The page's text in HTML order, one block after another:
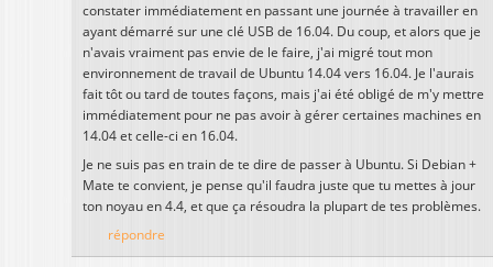
constater immédiatement en passant une journée à travailler en
ayant démarré sur une clé USB de 16.04. Du coup, et alors que je
n'avais vraiment pas envie de le faire, j'ai migré tout mon
environnement de travail de Ubuntu 14.04 vers 16.04. Je l'aurais
fait tôt ou tard de toutes façons, mais j'ai été obligé de m'y mettre
immédiatement pour ne pas avoir à gérer certaines machines en
14.04 et celle-ci en 16.04.
Je ne suis pas en train de te dire de passer à Ubuntu. Si Debian +
Mate te convient, je pense qu'il faudra juste que tu mettes à jour
ton noyau en 4.4, et que ça résoudra la plupart de tes problèmes.
répondre